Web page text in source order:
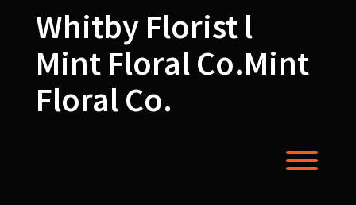
Whitby Florist l
Mint Floral Co.Mint
Floral Co.